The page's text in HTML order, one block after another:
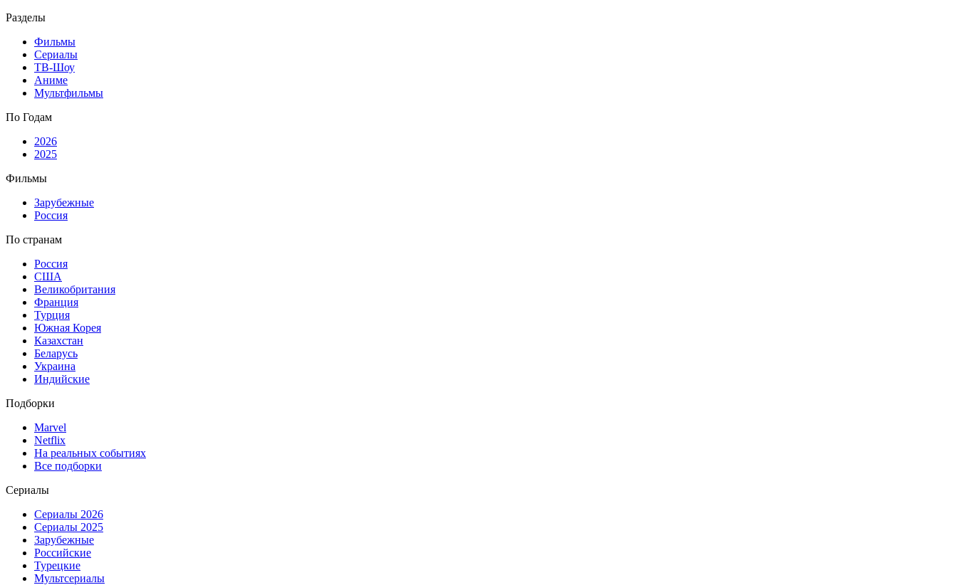
Разделы
Фильмы
Сериалы
ТВ-Шоу
Аниме
Мультфильмы
По Годам
2026
2025
Фильмы
Зарубежные
Россия
По странам
Россия
США
Великобритания
Франция
Турция
Южная Корея
Казахстан
Беларусь
Украина
Индийские
Подборки
Marvel
Netflix
На реальных событиях
Все подборки
Сериалы
Сериалы 2026
Сериалы 2025
Зарубежные
Российские
Турецкие
Мультсериалы